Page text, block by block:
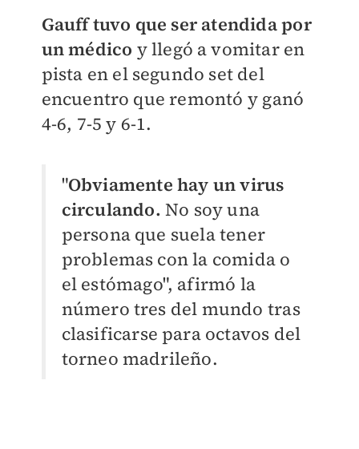
Gauff tuvo que ser atendida por
un médico y llegó a vomitar en
pista en el segundo set del
encuentro que remontó y ganó
4-6, 7-5 y 6-1.
"Obviamente hay un virus
circulando. No soy una
persona que suela tener
problemas con la comida o
el estómago", afirmó la
número tres del mundo tras
clasificarse para octavos del
torneo madrileño.